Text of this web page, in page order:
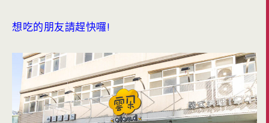
想吃的朋友請趕快囉!